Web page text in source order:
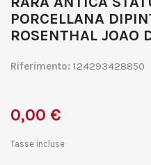
PORCELLANA
ROSENTHAL JOAO
Riferimento: 124293428850
0,00 €
Tasse incluse